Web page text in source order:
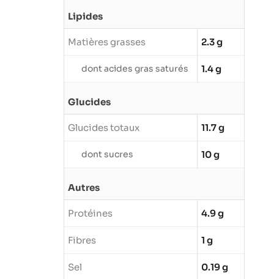
Lipides
Matières grasses 2.3 g
dont acides gras saturés 1.4 g
Glucides
Glucides totaux 11.7 g
dont sucres 10 g
Autres
Protéines 4.9 g
Fibres 1 g
Sel 0.19 g